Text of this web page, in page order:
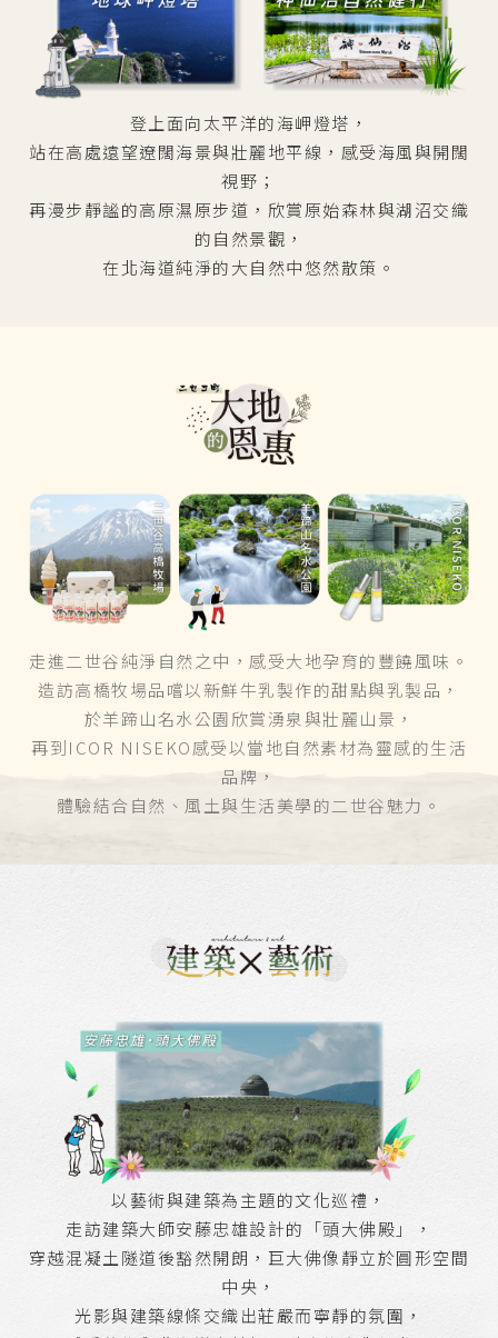
登上面向太平洋的海岬燈塔，
站在高處遠望遼闊海景與壯麗地平線，感受海風與開闊
視野；
再漫步靜謐的高原濕原步道，欣賞原始森林與湖沼交織
的自然景觀，
在北海道純淨的大自然中悠然散策。
走進二世谷純淨自然之中，感受大地孕育的豐饒風味。
造訪高橋牧場品嚐以新鮮牛乳製作的甜點與乳製品，
於羊蹄山名水公園欣賞湧泉與壯麗山景，
再到ICOR NISEKO感受以當地自然素材為靈感的生活
品牌，
體驗結合自然、風土與生活美學的二世谷魅力。
以藝術與建築為主題的文化巡禮，
走訪建築大師安藤忠雄設計的「頭大佛殿」，
穿越混凝土隧道後豁然開朗，巨大佛像靜立於圓形空間
中央，
光影與建築線條交織出莊嚴而寧靜的氛圍，